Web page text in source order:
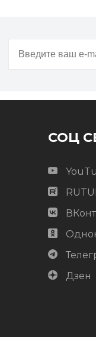
СОЦ
Дзен